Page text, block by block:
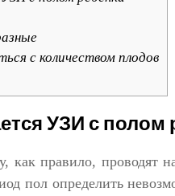
с количеством плодов
УЗИ с полом
как правило, проводят
пол определить